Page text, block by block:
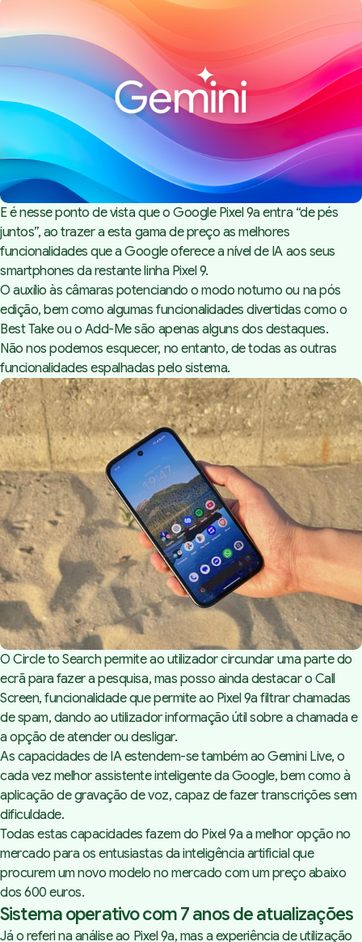
E é nesse ponto de vista que o Google Pixel 9a entra “de pés
juntos”, ao trazer a esta gama de preço as melhores
funcionalidades que a Google oferece a nível de IA aos seus
smartphonesda restante linha Pixel 9.
O auxílio às câmaras potenciando o modo noturno ou na pós
edição, bem como algumas funcionalidades divertidas como o
Best Takeou o Add-Mesão apenas alguns dos destaques.
Não nos podemos esquecer, no entanto, de todas as outras
funcionalidades espalhadas pelo sistema.
OCircle to Searchpermite ao utilizador circundar uma parte do
ecrã para fazer a pesquisa, mas posso ainda destacar o Call
Screen, funcionalidade que permite ao Pixel 9a filtrar chamadas
de spam, dando ao utilizador informação útil sobre a chamada e
a opção de atender ou desligar.
As capacidades de IA estendem-se também ao Gemini Live, o
cada vez melhor assistente inteligente da Google, bem como à
aplicação de gravação de voz, capaz de fazer transcrições sem
dificuldade.
Todas estas capacidades fazem do Pixel 9a a melhor opção no
mercado para os entusiastas da inteligência artificial que
procurem um novo modelo no mercado com um preço abaixo
dos 600 euros.
Sistema operativo com 7 anos de atualizações
Já o referi naanálise ao Pixel 9a, mas a experiência de utilização